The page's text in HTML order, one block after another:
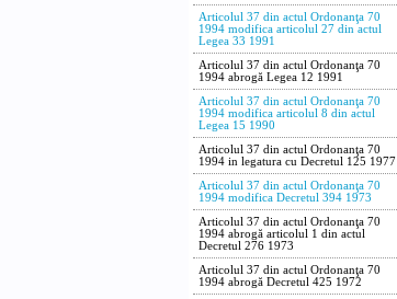
Articolul 37 din actul Ordonanţa 70
1994 modifica articolul 27 din actul
Legea 33 1991
Articolul 37 din actul Ordonanţa 70
1994 abrogă Legea 12 1991
Articolul 37 din actul Ordonanţa 70
1994 modifica articolul 8 din actul
Legea 15 1990
Articolul 37 din actul Ordonanţa 70
1994 in legatura cu Decretul 125 1977
Articolul 37 din actul Ordonanţa 70
1994 modifica Decretul 394 1973
Articolul 37 din actul Ordonanţa 70
1994 abrogă articolul 1 din actul
Decretul 276 1973
Articolul 37 din actul Ordonanţa 70
1994 abrogă Decretul 425 1972